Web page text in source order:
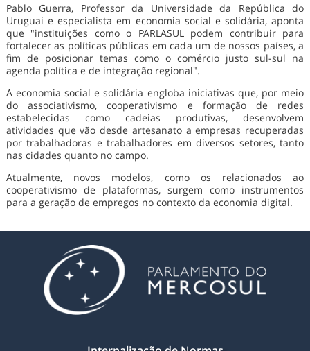
Pablo Guerra, Professor da Universidade da República do
Uruguai e especialista em economia social e solidária, aponta
que "instituições como o PARLASUL podem contribuir para
fortalecer as políticas públicas em cada um de nossos países, a
fim de posicionar temas como o comércio justo sul-sul na
agenda política e de integração regional".
A economia social e solidária engloba iniciativas que, por meio
do associativismo, cooperativismo e formação de redes
estabelecidas como cadeias produtivas, desenvolvem
atividades que vão desde artesanato a empresas recuperadas
por trabalhadoras e trabalhadores em diversos setores, tanto
nas cidades quanto no campo.
Atualmente, novos modelos, como os relacionados ao
cooperativismo de plataformas, surgem como instrumentos
para a geração de empregos no contexto da economia digital.